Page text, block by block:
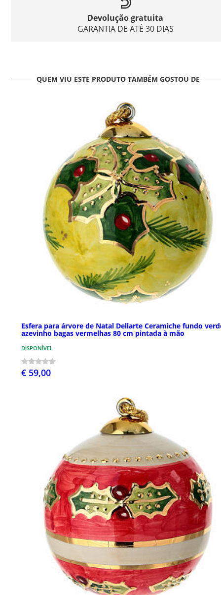
Devolução gratuita
GARANTIA DE ATÉ 30 DIAS
QUEM VIU ESTE PRODUTO TAMBÉM GOSTOU DE
Esfera para árvore de Natal Dellarte Ceramiche fundo
azevinho bagas vermelhas 80 cm pintada à mão
DISPONÍVEL
€ 59,00